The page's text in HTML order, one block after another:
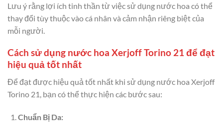
Lưu ý rằng lợi ích tinh thần từ việc sử dụng nước hoa có thể
thay đổi tùy thuộc vào cá nhân và cảm nhận riêng biệt của
mỗi người.
Cách sử dụng nước hoa Xerjoff Torino 21 để đạt
hiệu quả tốt nhất
Để đạt được hiệu quả tốt nhất khi sử dụng nước hoa Xerjoff
Torino 21, bạn có thể thực hiện các bước sau:
Chuẩn Bị Da: